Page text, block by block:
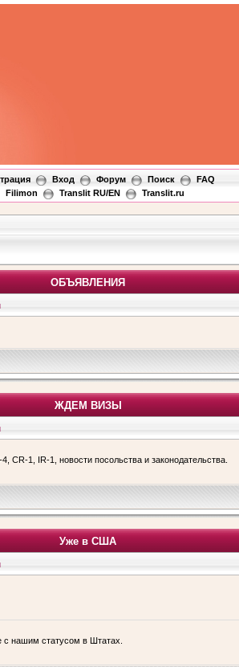
Вход Форум Поиск
FAQ
Filimon
Translit RU/EN Translit.ru
ОБЪЯВЛЕНИЯ
ЖДЕМ ВИЗЫ
1, IR-1, новости посольства и законодательства.
Уже в США
с нашим статусом в Штатах.